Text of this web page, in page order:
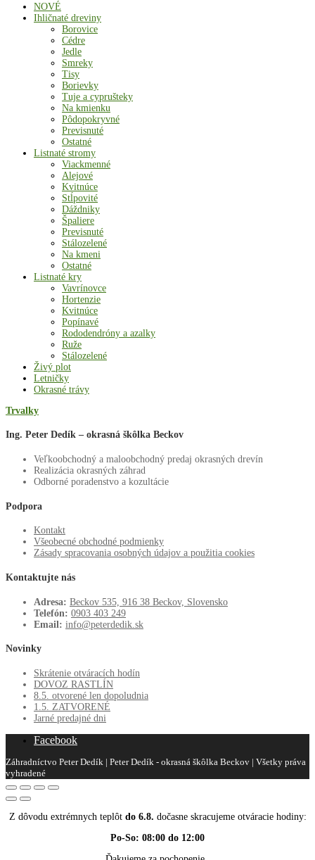
NOVÉ
Ihličnaté dreviny
Borovice
Cédre
Jedle
Smreky
Tisy
Borievky
Tuje a cyprušteky
Na kmienku
Pôdopokryvné
Previsnuté
Ostatné
Listnaté stromy
Viackmenné
Alejové
Kvitnúce
Stĺpovité
Dáždniky
Špaliere
Previsnuté
Stálozelené
Na kmeni
Ostatné
Listnaté kry
Vavrínovce
Hortenzie
Kvitnúce
Popínavé
Rododendróny a azalky
Ruže
Stálozelené
Živý plot
Letničky
Okrasné trávy
Trvalky
Ing. Peter Dedík – okrasná škôlka Beckov
Veľkoobchodný a maloobchodný predaj okrasných drevín
Realizácia okrasných záhrad
Odborné poradenstvo a kozultácie
Podpora
Kontakt
Všeobecné obchodné podmienky
Zásady spracovania osobných údajov a použitia cookies
Kontaktujte nás
Adresa: Beckov 535, 916 38 Beckov, Slovensko
Telefón: 0903 403 249
Email: info@peterdedik.sk
Novinky
Skrátenie otváracích hodín
DOVOZ RASTLÍN
8.5. otvorené len dopoludnia
1.5. ZATVORENÉ
Jarné predajné dni
Facebook
Záhradníctvo Peter Dedík | Peter Dedík - okrasná škôlka Beckov | Všetky práva
vyhradené
Z dôvodu extrémnych teplôt do 6.8. dočasne skracujeme otváracie hodiny:
Po-So: 08:00 do 12:00